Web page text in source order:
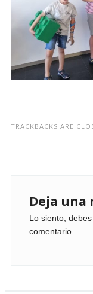
TRACKBACKS ARE
Deja una
Lo siento,
comentario.